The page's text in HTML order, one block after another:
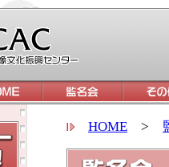
HOME >